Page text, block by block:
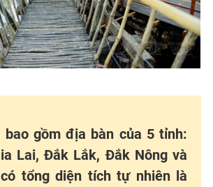
bao gồm địa bàn của 5 tỉnh:
Lai, Đắk Lắk, Đắk Nông và
tổng diện tích tự nhiên là